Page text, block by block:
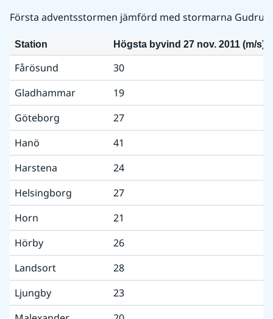
Första adventsstormen jämförd med stormarna Gudrun
Station Högsta byvind 27 nov. 2011 (m/s)
Fårösund
30
Gladhammar
19
Göteborg
27
Hanö
41
Harstena
24
Helsingborg
27
Horn
21
Hörby
26
Landsort
28
Ljungby
23